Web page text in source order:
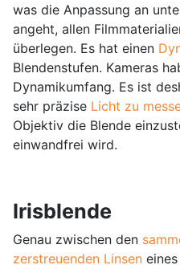
was die Anpassung an
angeht, allen
überlegen. Es hat einen
Blendenstufen. Kameras
Dynamikumfang. Es ist
sehr präzise Licht zu
Objektiv die Blende
einwandfrei wird.
Irisblende
Genau zwischen den
zerstreuenden Linsen